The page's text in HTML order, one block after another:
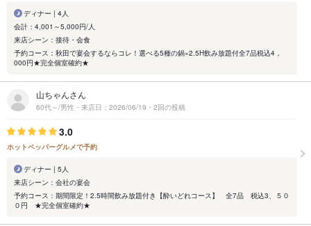
ディナー | 4人
会計：4,001～5,000円/人
来店シーン：接待・会食
予約コース：秋田で宴会するならコレ！選べる5種の鍋×2.5H飲み放題付全7品税込4，
000円★完全個室確約★
山ちゃんさん
60代～/男性・来店日：2026/06/19・2回の投稿
3.0
ホットペッパーグルメで予約
ディナー | 5人
来店シーン：会社の宴会
予約コース：期間限定！2.5時間飲み放題付き【酔いどれコース】 全7品 税込3、５０
０円 ★完全個室確約★